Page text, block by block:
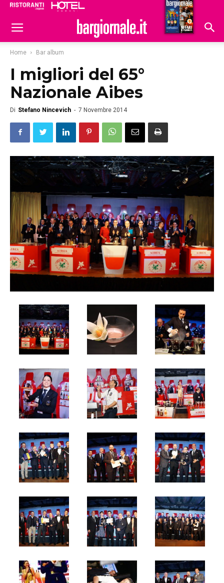
Hoteldomani
Home Bar album
I migliori del 65°
Nazionale Aibes
Di Stefano Nincevich - 7 Novembre 2014